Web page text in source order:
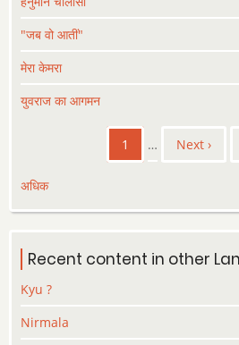
"जब वो आतीं"
मेरा केमरा
युवराज का आगमन
PaginationCurrent
page
1 …
Next
Next ›
अधिक
Recent content in other
Kyu ?
Nirmala